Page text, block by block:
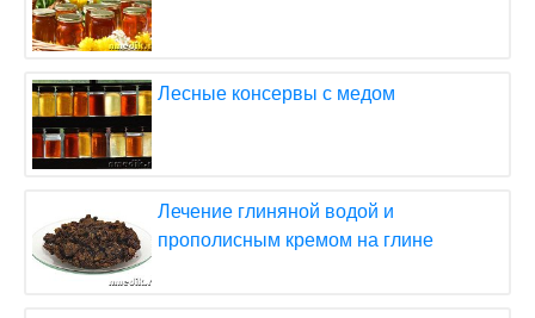
Лесные консервы с медом
Лечение глиняной водой и
прополисным кремом на глине